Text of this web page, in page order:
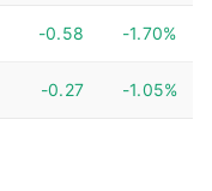
-0.58 -1.70%
-0.27 -1.05%